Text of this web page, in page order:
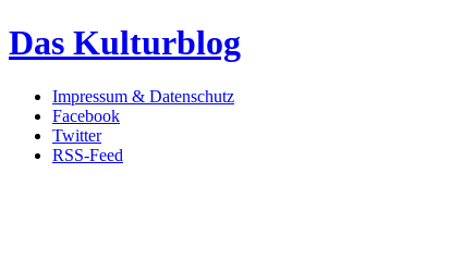
Das Kulturblog
Impressum & Datenschutz
Facebook
Twitter
RSS-Feed